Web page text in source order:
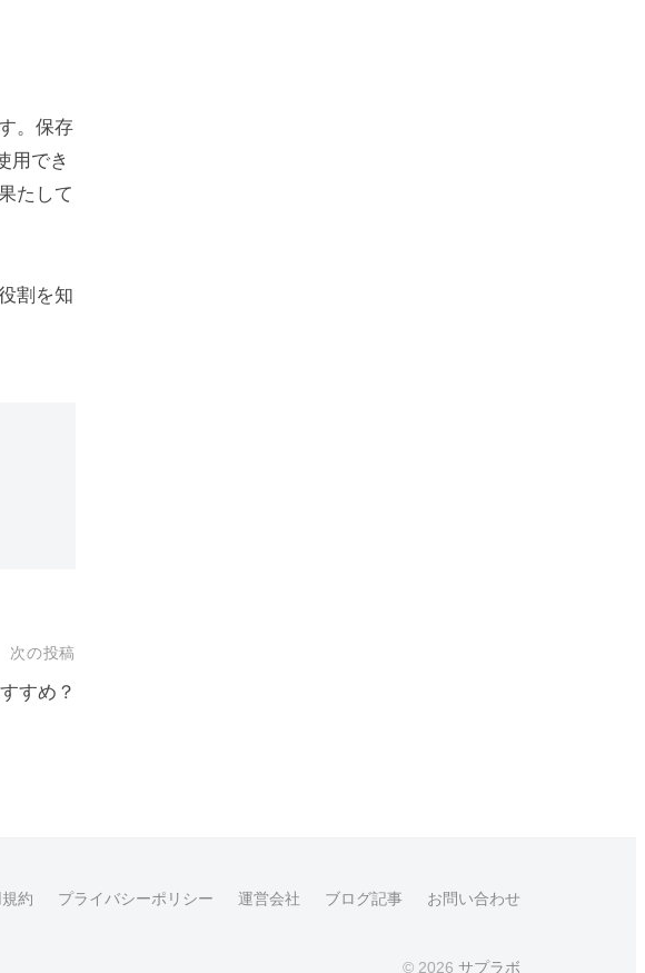
。保存
用でき
たして
割を知
次の投稿
すめ？
約 プライバシーポリシー 運営会社 ブログ記事 お問い合わせ
© 2026 サプラボ